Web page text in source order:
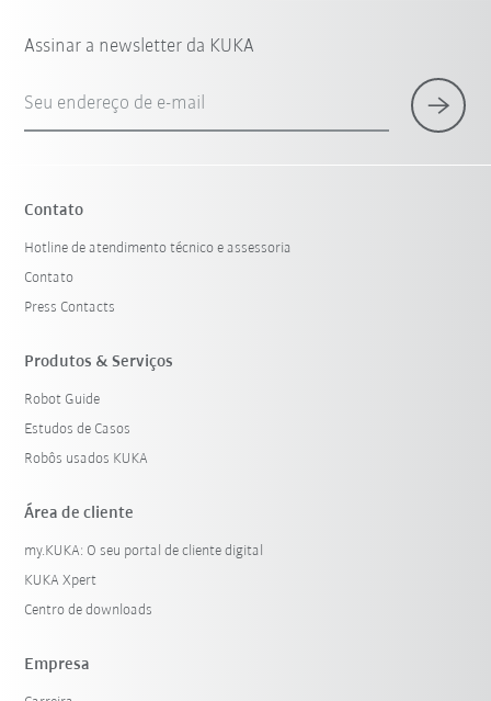
Assinar a newsletter da KUKA
Seu endereço de e-mail
Contato
Hotline de atendimento técnico e assessoria
Contato
Press Contacts
Produtos & Serviços
Robot Guide
Estudos de Casos
Robôs usados KUKA
Área de cliente
my.KUKA: O seu portal de cliente digital
KUKA Xpert
Centro de downloads
Empresa